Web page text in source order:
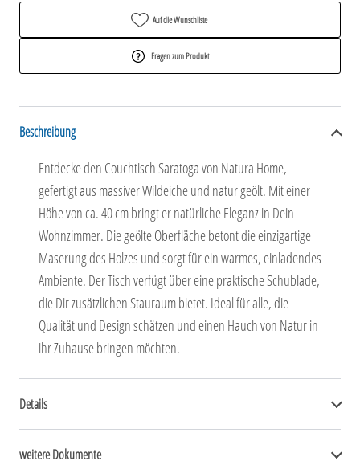
Auf die Wunschliste
Fragen zum Produkt
Beschreibung
Entdecke den Couchtisch Saratoga von Natura Home,
gefertigt aus massiver Wildeiche und natur geölt. Mit einer
Höhe von ca. 40 cm bringt er natürliche Eleganz in Dein
Wohnzimmer. Die geölte Oberfläche betont die einzigartige
Maserung des Holzes und sorgt für ein warmes, einladendes
Ambiente. Der Tisch verfügt über eine praktische Schublade,
die Dir zusätzlichen Stauraum bietet. Ideal für alle, die
Qualität und Design schätzen und einen Hauch von Natur in
ihr Zuhause bringen möchten.
Details
weitere Dokumente